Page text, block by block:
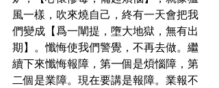
風一樣，吹來燒自己，終有一天會把我
們變成【爲一闡提，墮大地獄，無有出
期】。懺悔使我們警覺，不再去做。繼
續下來懺悔報障，第一個是煩惱障，第
二個是業障。現在要講是報障。業報不